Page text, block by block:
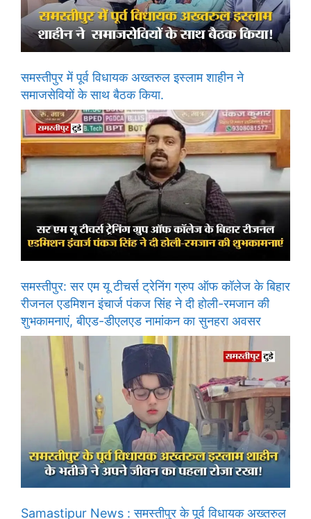
समस्तीपुर में पूर्व विधायक अख्तरुल इस्लाम शाहीन ने
समाजसेवियों के साथ बैठक किया.
समस्तीपुर: सर एम यू टीचर्स ट्रेनिंग ग्रुप ऑफ कॉलेज के बिहार
रीजनल एडमिशन इंचार्ज पंकज सिंह ने दी होली-रमजान की
शुभकामनाएं, बीएड-डीएलएड नामांकन का सुनहरा अवसर
Samastipur News : समस्तीपुर के पूर्व विधायक अख्तरुल